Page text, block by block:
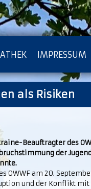
IMPRESSUM
als Risiken
Beauftragter des
der Jugend
OWWF am 20.
und der Konflikt mit